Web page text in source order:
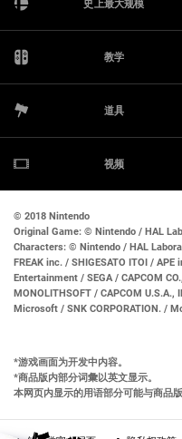
史上最大规模
教学
道具
视频
© 2018 Nintendo
Original Game: © Nintendo / HAL
Characters: © Nintendo / HAL
FREAK inc. / SHIGESATO ITOI /
Entertainment / SEGA / CAPCOM
MONOLITHSOFT / CAPCOM U.S.A.,
Microsoft / SNK CORPORATION. /
游戏画面为开发中内容。
商品版内部分词彙以英文显示。
本网页内显示的用语部分可能与商品版